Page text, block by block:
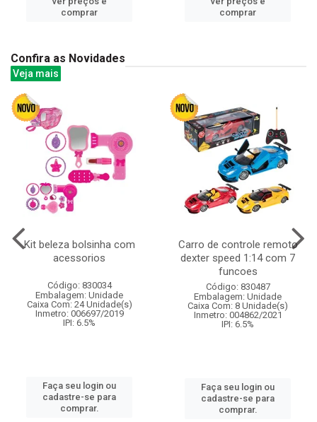
comprar
comprar
Confira as Novidades
Veja mais
Kit beleza bolsinha com
acessorios
Código: 830034
Embalagem: Unidade
Caixa Com: 24 Unidade(s)
Inmetro: 006697/2019
IPI: 6.5%
Faça seu login ou
cadastre-se para
comprar.
Carro de controle remoto
dexter speed 1:14 com 7
funcoes
Código: 830487
Embalagem: Unidade
Caixa Com: 8 Unidade(s)
Inmetro: 004862/2021
IPI: 6.5%
Faça seu login ou
cadastre-se para
comprar.